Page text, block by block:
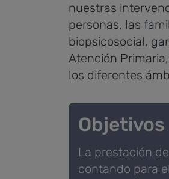
nuestras
personas, las
biopsicosocial,
Atención
los diferentes
Objetivos
La prestación
contando para